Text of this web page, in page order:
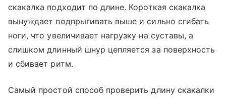
скакалка подходит по длине. Короткая скакалка
вынуждает подпрыгивать выше и сильно сгибать
ноги, что увеличивает нагрузку на суставы, а
слишком длинный шнур цепляется за поверхность
и сбивает ритм.
Самый простой способ проверить длину скакалки